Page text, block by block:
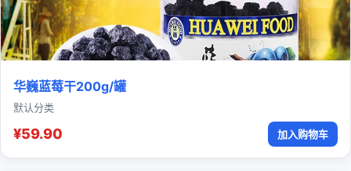
华巍蓝莓干200g/罐
默认分类
¥59.90 加入购物车